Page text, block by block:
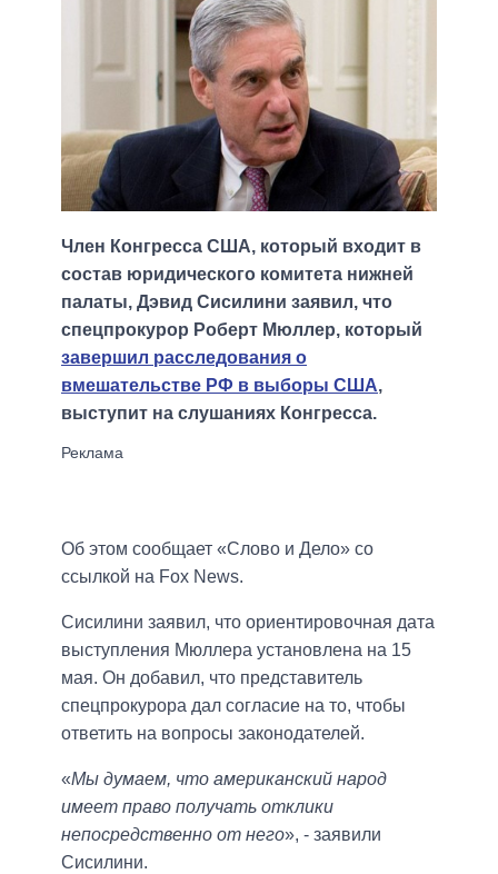
Член Конгресса США, который входит в
состав юридического комитета нижней
палаты, Дэвид Сисилини заявил, что
спецпрокурор Роберт Мюллер, который
завершил расследования о
вмешательстве РФ в выборы США,
выступит на слушаниях Конгресса.
Об этом сообщает «Слово и Дело» со
ссылкой на Fox News.
Сисилини заявил, что ориентировочная дата
выступления Мюллера установлена на 15
мая. Он добавил, что представитель
спецпрокурора дал согласие на то, чтобы
ответить на вопросы законодателей.
«Мы думаем, что американский народ
имеет право получать отклики
непосредственно от него», - заявили
Сисилини.